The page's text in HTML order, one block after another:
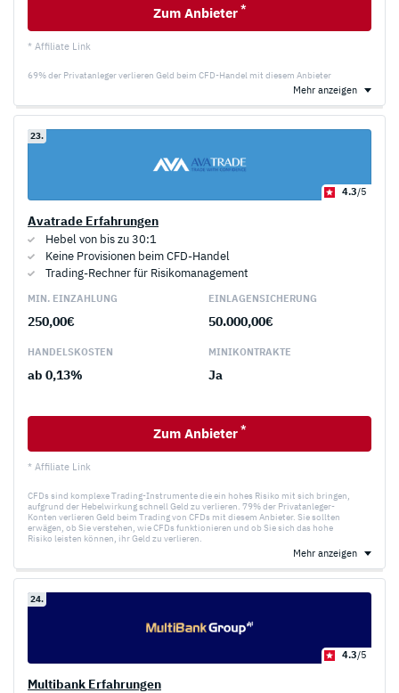
Zum Anbieter *
* Affiliate Link
69% der Privatanleger verlieren Geld beim CFD-Handel mit diesem Anbieter
Mehr anzeigen
23.
4.3/5
Avatrade Erfahrungen
Hebel von bis zu 30:1
Keine Provisionen beim CFD-Handel
Trading-Rechner für Risikomanagement
MIN. EINZAHLUNG
250,00€
EINLAGEN­SICHERUNG
50.000,00€
HANDELS­KOSTEN
ab 0,13%
MINI­KONTRAKTE
Ja
Zum Anbieter *
* Affiliate Link
CFDs sind komplexe Trading-Instrumente die ein hohes Risiko mit sich bringen,
aufgrund der Hebelwirkung schnell Geld zu verlieren. 79% der Privatanleger-
Konten verlieren Geld beim Trading von CFDs mit diesem Anbieter. Sie sollten
erwägen, ob Sie verstehen, wie CFDs funktionieren und ob Sie sich das hohe
Risiko leisten können, ihr Geld zu verlieren.
Mehr anzeigen
24.
4.3/5
Multibank Erfahrungen